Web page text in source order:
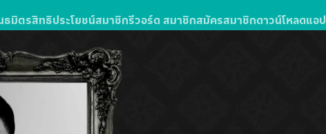
มิตรสิทธิประโยชน์สมาชิกรีวอร์ด สมาชิกสมัครสมาชิกดาวน์โหลดแอป
โปรโมชั่น